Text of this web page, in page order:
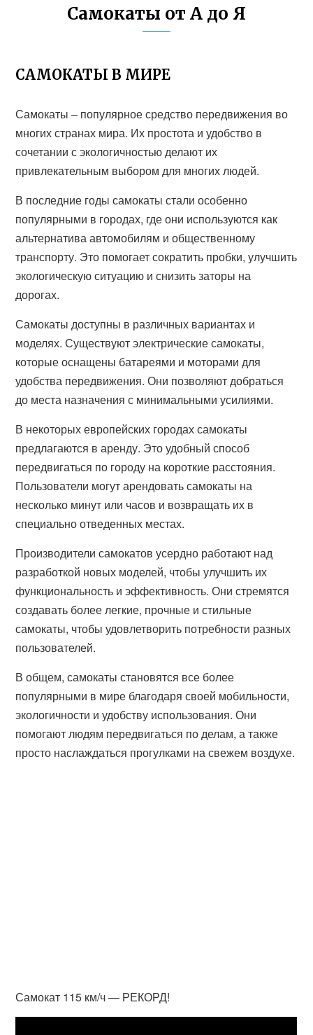
Самокаты от А до Я
САМОКАТЫ В МИРЕ
Самокаты – популярное средство передвижения во
многих странах мира. Их простота и удобство в
сочетании с экологичностью делают их
привлекательным выбором для многих людей.
В последние годы самокаты стали особенно
популярными в городах, где они используются как
альтернатива автомобилям и общественному
транспорту. Это помогает сократить пробки, улучшить
экологическую ситуацию и снизить заторы на
дорогах.
Самокаты доступны в различных вариантах и
моделях. Существуют электрические самокаты,
которые оснащены батареями и моторами для
удобства передвижения. Они позволяют добраться
до места назначения с минимальными усилиями.
В некоторых европейских городах самокаты
предлагаются в аренду. Это удобный способ
передвигаться по городу на короткие расстояния.
Пользователи могут арендовать самокаты на
несколько минут или часов и возвращать их в
специально отведенных местах.
Производители самокатов усердно работают над
разработкой новых моделей, чтобы улучшить их
функциональность и эффективность. Они стремятся
создавать более легкие, прочные и стильные
самокаты, чтобы удовлетворить потребности разных
пользователей.
В общем, самокаты становятся все более
популярными в мире благодаря своей мобильности,
экологичности и удобству использования. Они
помогают людям передвигаться по делам, а также
просто наслаждаться прогулками на свежем воздухе.
Самокат 115 км/ч — РЕКОРД!